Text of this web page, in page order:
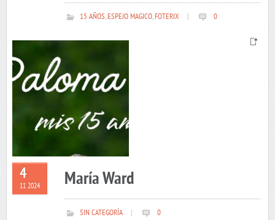
15 AÑOS,ESPEJO MAGICO,FOTERIX 0
4
11 2024 María Ward
SIN CATEGORÍA 0